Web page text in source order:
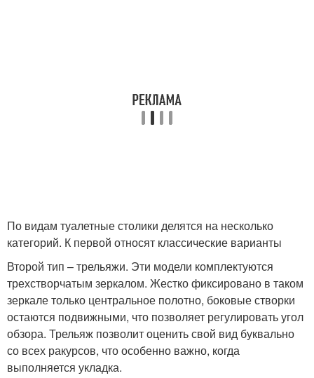
По видам туалетные столики делятся на несколько
категорий. К первой относят классические варианты
Второй тип – трельяжи. Эти модели комплектуются
трехстворчатым зеркалом. Жестко фиксировано в таком
зеркале только центральное полотно, боковые створки
остаются подвижными, что позволяет регулировать угол
обзора. Трельяж позволит оценить свой вид буквально
со всех ракурсов, что особенно важно, когда
выполняется укладка.